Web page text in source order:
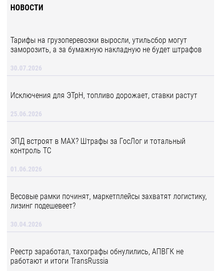
НОВОСТИ
Тарифы на грузоперевозки выросли, утильсбор могут
заморозить, а за бумажную накладную не будет штрафов
30.07.2026
Исключения для ЭТрН, топливо дорожает, ставки растут
25.06.2026
ЭПД встроят в MAX? Штрафы за ГосЛог и тотальный
контроль ТС
01.06.2026
Весовые рамки починят, маркетплейсы захватят логистику,
лизинг подешевеет?
30.04.2026
Реестр заработал, тахографы обнулились, АПВГК не
работают и итоги TransRussia